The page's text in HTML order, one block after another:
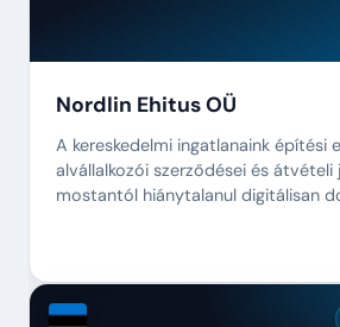
Nordlin Ehitus OÜ
A kereskedelmi ingatlanaink építési
alvállalkozói szerződései és átvételi
mostantól hiánytalanul digitálisan